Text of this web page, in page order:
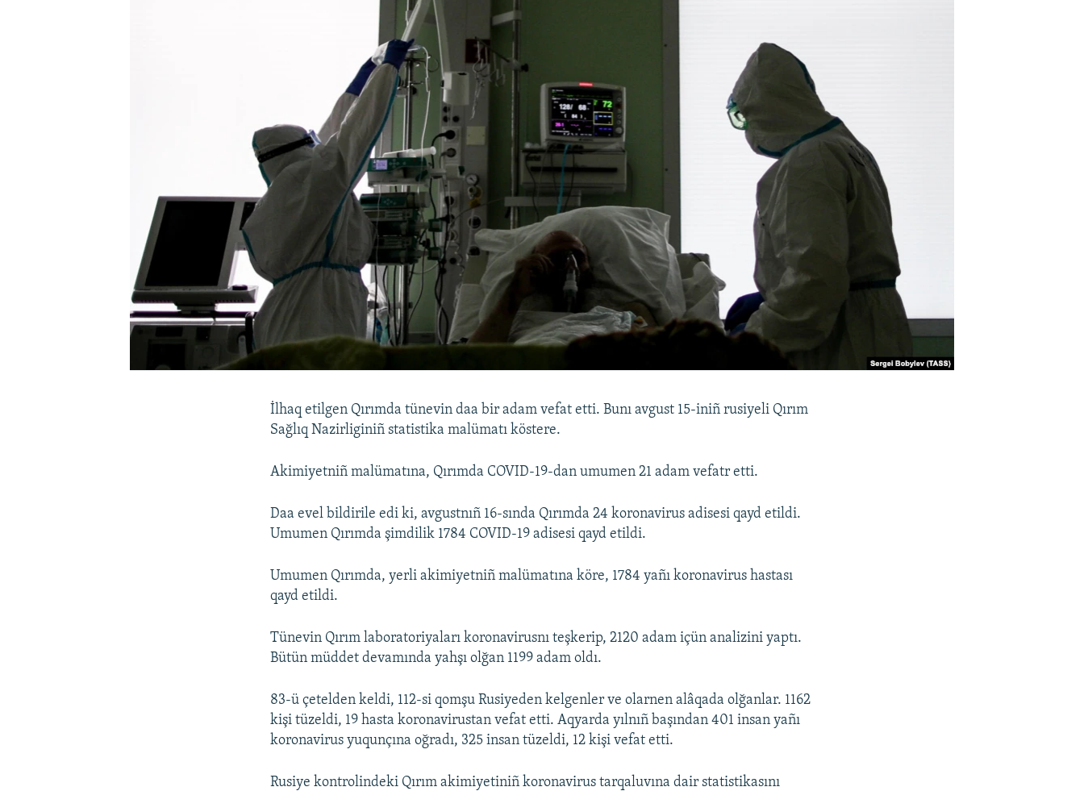
İlhaq etilgen Qırımda tünevin daa bir adam vefat etti. Bunı avgust 15-iniñ rusiyeli Qırım
Sağlıq Nazirliginiñ statistika malümatı köstere.
Akimiyetniñ malümatına, Qırımda COVID-19-dan umumen 21 adam vefatr etti.
Daa evel bildirile edi ki, avgustnıñ 16-sında Qırımda 24 koronavirus adisesi qayd etildi.
Umumen Qırımda şimdilik 1784 COVID-19 adisesi qayd etildi.
Umumen Qırımda, yerli akimiyetniñ malümatına köre, 1784 yañı koronavirus hastası
qayd etildi.
Tünevin Qırım laboratoriyaları koronavirusnı teşkerip, 2120 adam içün analizini yaptı.
Bütün müddet devamında yahşı olğan 1199 adam oldı.
83-ü çetelden keldi, 112-si qomşu Rusiyeden kelgenler ve olarnen alâqada olğanlar. 1162
kişi tüzeldi, 19 hasta koronavirustan vefat etti. Aqyarda yılnıñ başından 401 insan yañı
koronavirus yuqunçına oğradı, 325 insan tüzeldi, 12 kişi vefat etti.
Rusiye kontrolindeki Qırım akimiyetiniñ koronavirus tarqaluvına dair statistikasını